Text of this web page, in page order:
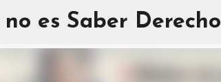
es Saber Derecho